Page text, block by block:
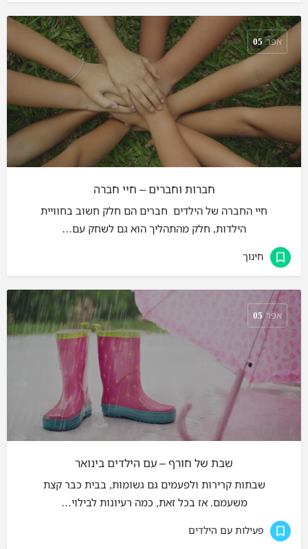
אפר 05
חברות וחברים – חיי חברה
חיי החברה של הילדים חברים הם חלק חשוב בחוויית
הילדות, חלק מהתהליך הוא גם לשחק עם…
חינוך
אפר 05
שבת של חורף – עם הילדים בינואר
שבתות קרירות ולפעמים גם גשומות, בבית כבר קצת
משעמם. אז בכל זאת, כמה רעיונות לבילוי…
פעילות עם הילדים